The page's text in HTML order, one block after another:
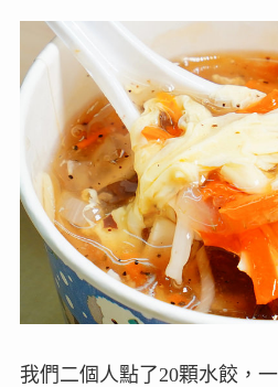
我們二個人點了20顆水餃，